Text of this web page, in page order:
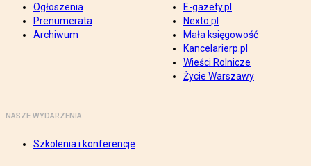
Ogłoszenia
Prenumerata
Archiwum
E-gazety.pl
Nexto.pl
Mała księgowość
Kancelarierp.pl
Wieści Rolnicze
Życie Warszawy
NASZE WYDARZENIA
Szkolenia i konferencje